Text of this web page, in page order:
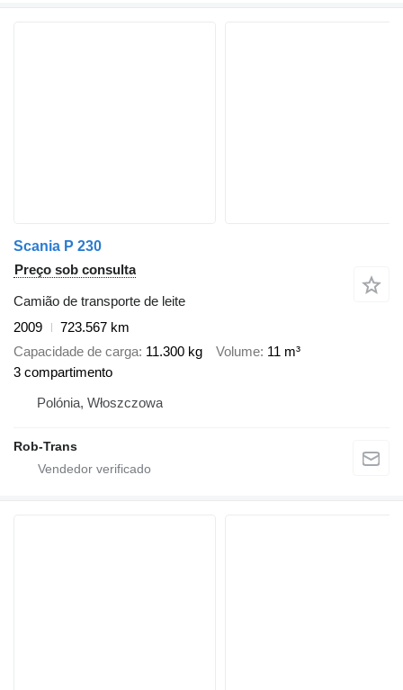
Scania P 230
Preço sob consulta
Camião de transporte de leite
2009
723.567 km
Capacidade de carga 11.300 kg Volume 11 m³
3 compartimento
Polónia, Włoszczowa
Rob-Trans